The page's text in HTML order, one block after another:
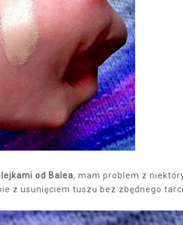
od Balea, mam problem z
z usunięciem tuszu bez zbędnego